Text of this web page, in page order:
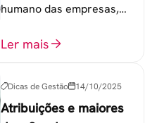
humano das empresas,
colaboradores na faixa de
Ler mais
Dicas de Gestão 14/10/2025
Atribuições e maiores